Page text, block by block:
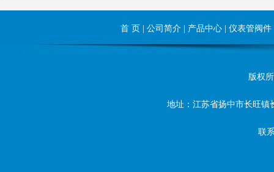
首 页 公司简介| 产品中心| 仪表管阀件
版权
地址：江苏省扬中市长旺镇
联系